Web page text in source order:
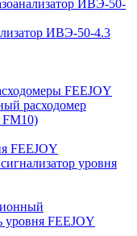
ИВЭ-50-
ИВЭ-50-4.3
FEEJOY
расходомер
FM10)
FEEJOY
уровня
уровня FEEJOY